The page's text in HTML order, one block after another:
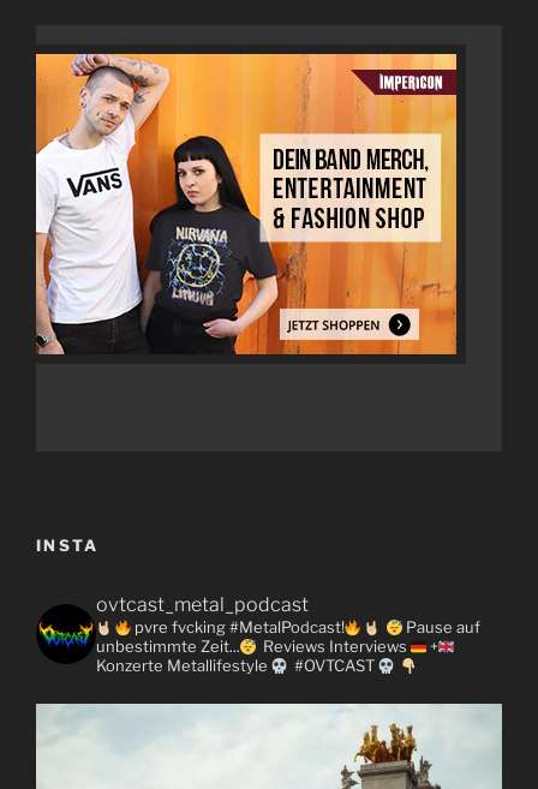
INSTA
ovtcast_metal_podcast
pvre fvcking #MetalPodcast!
Pause auf
unbestimmte Zeit...
Reviews Interviews
+
Konzerte Metallifestyle #OVTCAST